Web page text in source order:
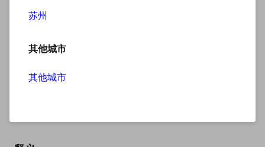
residence
苏州
其他城市
其他城市